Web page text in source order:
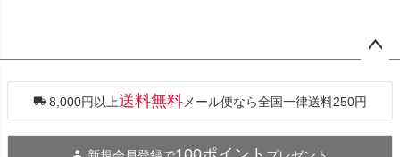
ジト
へ
8,000円以上送料無料 メール便なら全国一律送料250円